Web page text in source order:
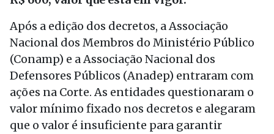
Após a edição dos decretos, a Associação
Nacional dos Membros do Ministério Público
(Conamp) e a Associação Nacional dos
Defensores Públicos (Anadep) entraram com
ações na Corte. As entidades questionaram o
valor mínimo fixado nos decretos e alegaram
que o valor é insuficiente para garantir